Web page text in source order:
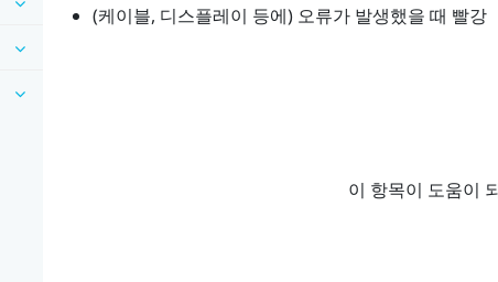
(케이블, 디스플레이 등에) 오류가 발생했을 때 빨강
이 항목이 도움이